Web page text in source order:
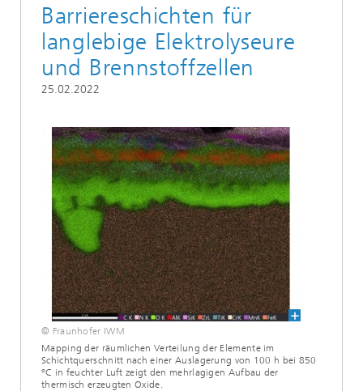
Barriereschichten für
langlebige Elektrolyseure
und Brennstoffzellen
25.02.2022
© Fraunhofer IWM
Mapping der räumlichen Verteilung der Elemente im
Schichtquerschnitt nach einer Auslagerung von 100 h bei 850
°C in feuchter Luft zeigt den mehrlagigen Aufbau der
thermisch erzeugten Oxide.